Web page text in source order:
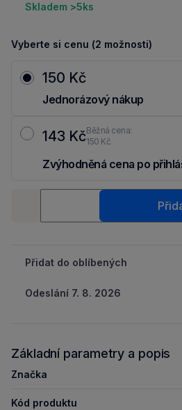
Skladem >5ks
Vyberte si cenu (2 možnosti)
150 Kč
Jednorázový nákup
143 KčBěžná cena:
150 Kč
Zvýhodněná cena po
Přidat do oblíbených
Odeslání 7. 8. 2026
Základní parametry a popis
Značka
Kód produktu